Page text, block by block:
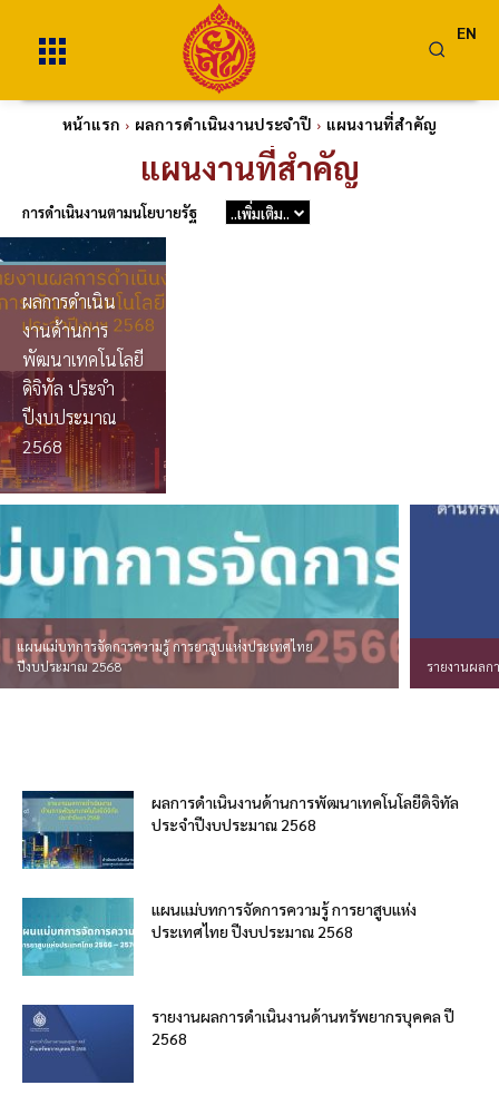
EN
หน้าแรก ผลการดำเนินงานประจำปี แผนงานที่สำคัญ
แผนงานที่สำคัญ
การดำเนินงานตามนโยบายรัฐ ..เพิ่มเติม..
ผลการดำเนิน
งานด้านการ
พัฒนาเทคโนโลยี
ดิจิทัล ประจำ
ปีงบประมาณ
2568
แผนแม่บทการจัดการความรู้ การยาสูบแห่งประเทศไทย
ปีงบประมาณ 2568
รายงานผล
ผลการดำเนินงานด้านการพัฒนาเทคโนโลยีดิจิทัล
ประจำปีงบประมาณ 2568
แผนแม่บทการจัดการความรู้ การยาสูบแห่ง
ประเทศไทย ปีงบประมาณ 2568
รายงานผลการดำเนินงานด้านทรัพยากรบุคคล ปี
2568